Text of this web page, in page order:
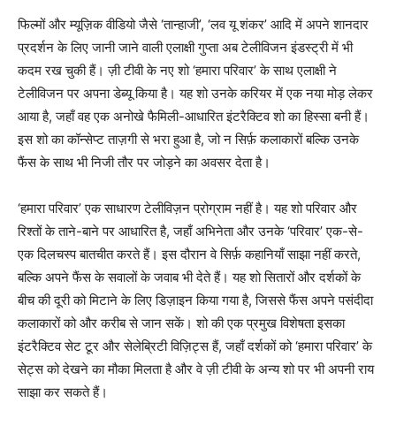
फिल्मों और म्यूज़िक वीडियो जैसे ‘तान्हाजी’, ‘लव यू शंकर’ आदि में अपने शानदार
प्रदर्शन के लिए जानी जाने वाली एलाक्षी गुप्ता अब टेलीविजन इंडस्ट्री में भी
कदम रख चुकी हैं। ज़ी टीवी के नए शो ‘हमारा परिवार’ के साथ एलाक्षी ने
टेलीविजन पर अपना डेब्यू किया है। यह शो उनके करियर में एक नया मोड़ लेकर
आया है, जहाँ वह एक अनोखे फैमिली-आधारित इंटरैक्टिव शो का हिस्सा बनी हैं।
इस शो का कॉन्सेप्ट ताज़गी से भरा हुआ है, जो न सिर्फ़ कलाकारों बल्कि उनके
फैंस के साथ भी निजी तौर पर जोड़ने का अवसर देता है।
‘हमारा परिवार’ एक साधारण टेलीविज़न प्रोग्राम नहीं है। यह शो परिवार और
रिश्तों के ताने-बाने पर आधारित है, जहाँ अभिनेता और उनके ‘परिवार’ एक-से-
एक दिलचस्प बातचीत करते हैं। इस दौरान वे सिर्फ़ कहानियाँ साझा नहीं करते,
बल्कि अपने फैंस के सवालों के जवाब भी देते हैं। यह शो सितारों और दर्शकों के
बीच की दूरी को मिटाने के लिए डिज़ाइन किया गया है, जिससे फैंस अपने पसंदीदा
कलाकारों को और करीब से जान सकें। शो की एक प्रमुख विशेषता इसका
इंटरैक्टिव सेट टूर और सेलेब्रिटी विज़िट्स हैं, जहाँ दर्शकों को ‘हमारा परिवार’ के
सेट्स को देखने का मौका मिलता है और वे ज़ी टीवी के अन्य शो पर भी अपनी राय
साझा कर सकते हैं।